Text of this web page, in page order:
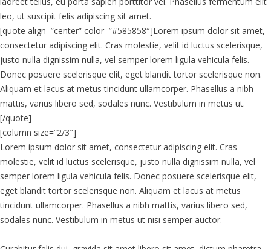
leo, ut suscipit felis adipiscing sit amet.
[quote align=”center” color=”#585858″]Lorem ipsum dolor sit amet,
consectetur adipiscing elit. Cras molestie, velit id luctus scelerisque,
justo nulla dignissim nulla, vel semper lorem ligula vehicula felis.
Donec posuere scelerisque elit, eget blandit tortor scelerisque non.
Aliquam et lacus at metus tincidunt ullamcorper. Phasellus a nibh
mattis, varius libero sed, sodales nunc. Vestibulum in metus ut.
[/quote]
[column size=”2/3″]
Lorem ipsum dolor sit amet, consectetur adipiscing elit. Cras
molestie, velit id luctus scelerisque, justo nulla dignissim nulla, vel
semper lorem ligula vehicula felis. Donec posuere scelerisque elit,
eget blandit tortor scelerisque non. Aliquam et lacus at metus
tincidunt ullamcorper. Phasellus a nibh mattis, varius libero sed,
sodales nunc. Vestibulum in metus ut nisi semper auctor.